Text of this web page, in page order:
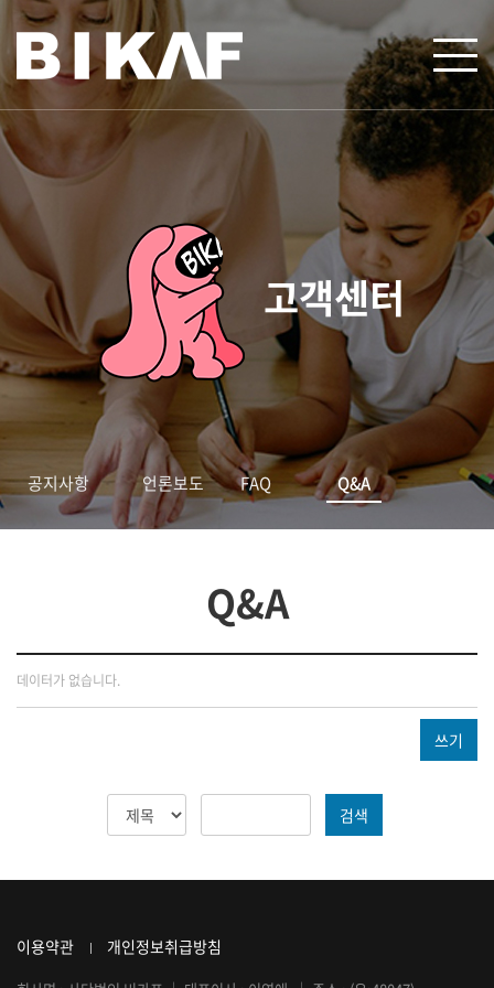
고객센터
공지사항 언론보도 FAQ Q&A
Q&A
데이터가 없습니다.
쓰기
검색
이용약관 개인정보취급방침